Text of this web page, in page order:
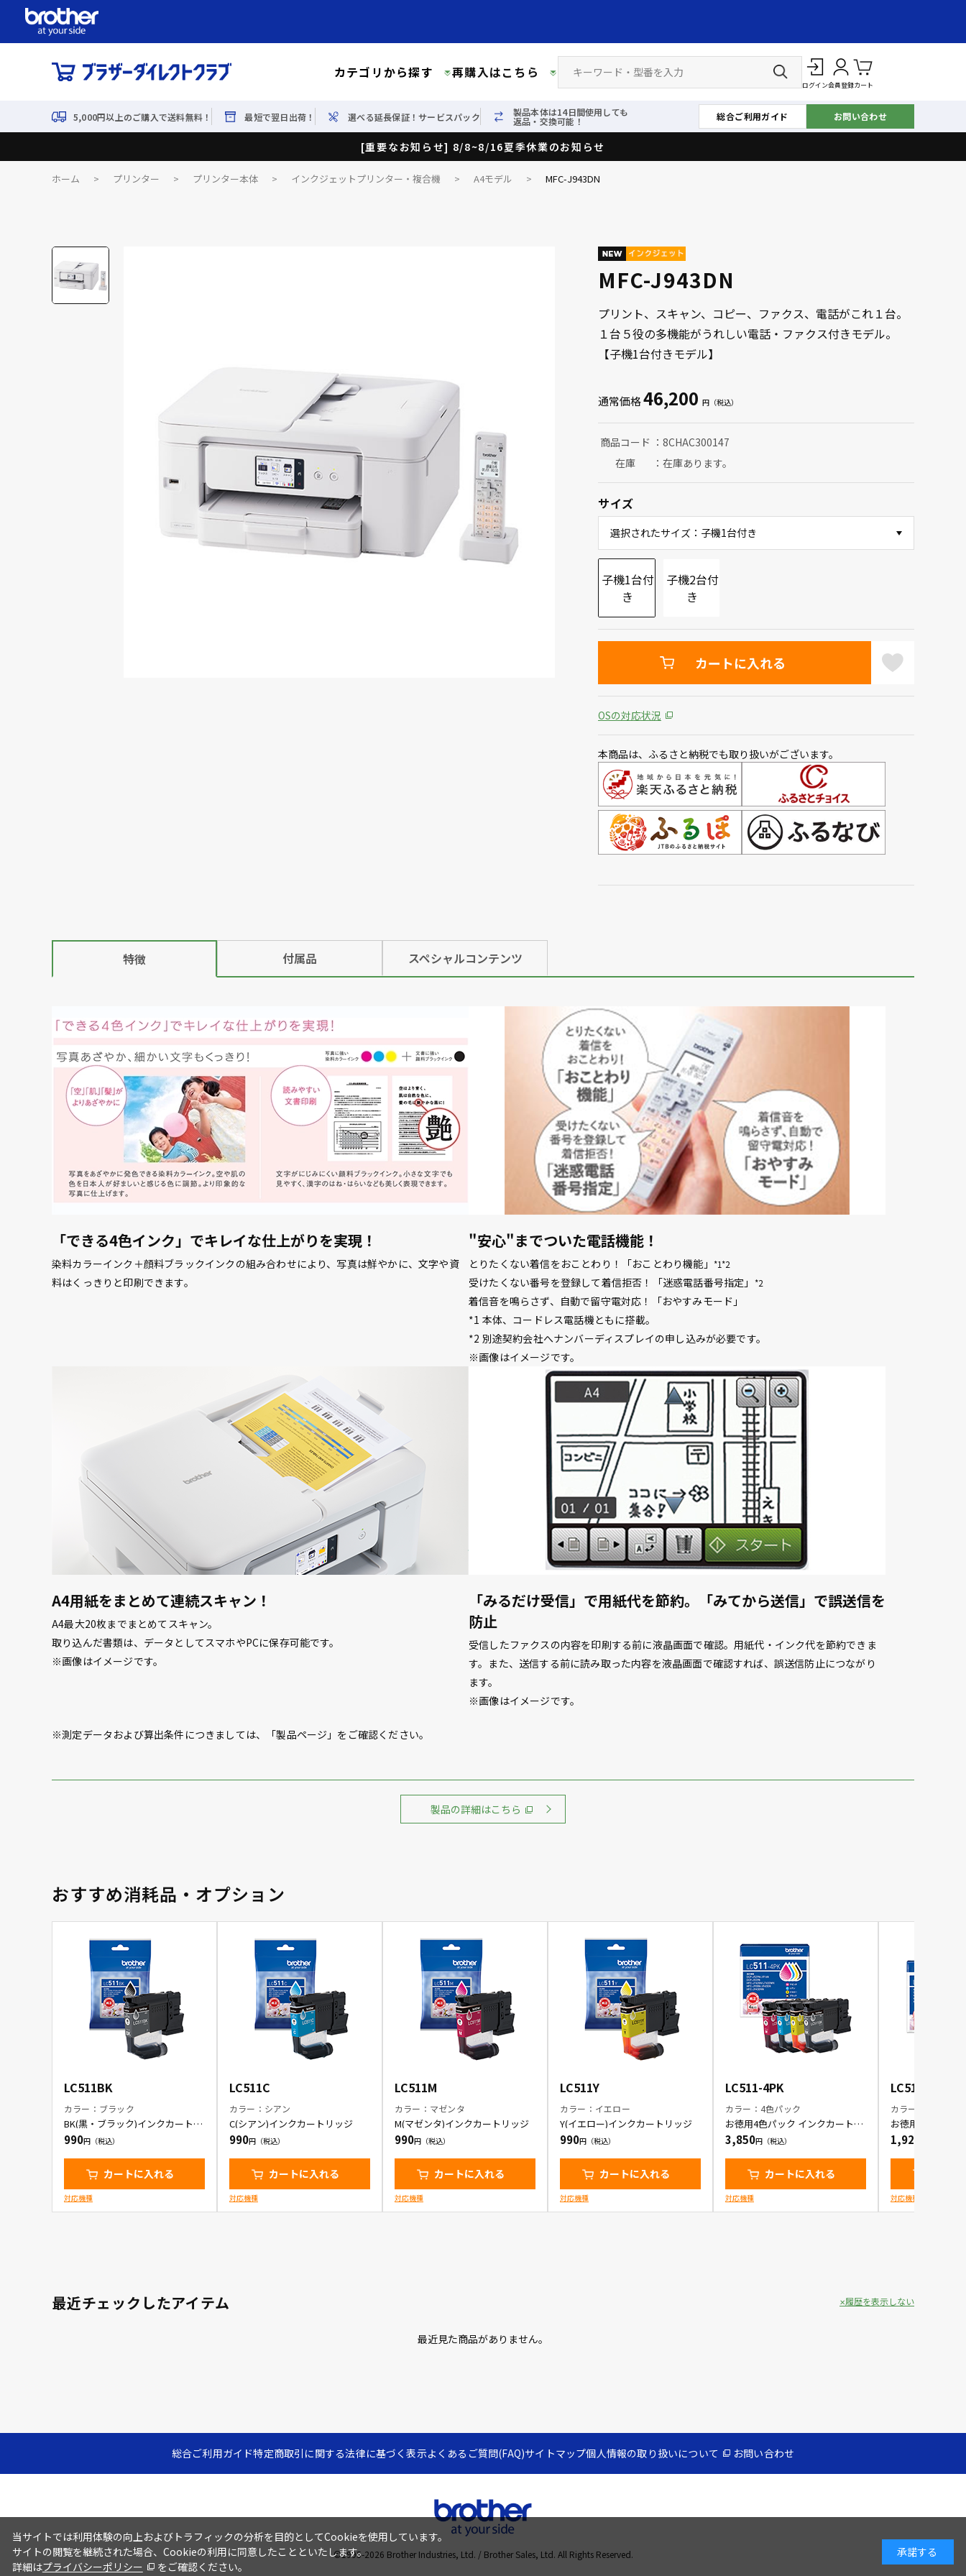
カテゴリから探す 再購入はこちら
ログイン会員登録カート
5,000円以上のご購入で送料無料！ 最短で翌日出荷！ 選べる延長保証！サービスパック 製品本体は14日間使用しても
返品・交換可能！ 総合ご利用ガイド お問い合わせ
[重要なお知らせ] 8/8~8/16夏季休業のお知らせ
ホーム > プリンター > プリンター本体 > インクジェットプリンター・複合機 > A4モデル > MFC-J943DN
MFC-J943DN
プリント、スキャン、コピー、ファクス、電話がこれ１台。
１台５役の多機能がうれしい電話・ファクス付きモデル。
【子機1台付きモデル】
通常価格46,200
商品コード
8CHAC300147
在庫
在庫あります。
サイズ
選択されたサイズ：子機1台付き
子機1台付
き
子機2台付
き
カートに入れる
OSの対応状況
本商品は、ふるさと納税でも取り扱いがございます。
特徴 付属品 スペシャルコンテンツ
「できる4色インク」でキレイな仕上がりを実現！
染料カラーインク＋顔料ブラックインクの組み合わせにより、写真は鮮やかに、文字や資
料はくっきりと印刷できます。
"安心"までついた電話機能！
とりたくない着信をおことわり！「おことわり機能」 *1*2
受けたくない番号を登録して着信拒否！「迷惑電話番号指定」 *2
着信音を鳴らさず、自動で留守電対応！「おやすみモード」
*1 本体、コードレス電話機ともに搭載。
*2 別途契約会社へナンバーディスプレイの申し込みが必要です。
※画像はイメージです。
A4用紙をまとめて連続スキャン！
A4最大20枚までまとめてスキャン。
取り込んだ書類は、データとしてスマホやPCに保存可能です。
※画像はイメージです。
「みるだけ受信」で用紙代を節約。「みてから送信」で誤送信を
防止
受信したファクスの内容を印刷する前に液晶画面で確認。用紙代・インク代を節約できま
す。また、送信する前に読み取った内容を液晶画面で確認すれば、誤送信防止につながり
ます。
※画像はイメージです。
※測定データおよび算出条件につきましては、「製品ページ」をご確認ください。
製品の詳細はこちら
おすすめ消耗品・オプション
LC511BK
カラー：ブラック
BK(黒・ブラック)インクカートリ
ッジ
990
カートに入れる
対応機種
LC511C
カラー：シアン
C(シアン)インクカートリッジ
990
カートに入れる
対応機種
LC511M
カラー：マゼンタ
M(マゼンタ)インクカートリッジ
990
カートに入れる
対応機種
LC511Y
カラー：イエロー
Y(イエロー)インクカートリッジ
990
カートに入れる
対応機種
LC511-4PK
カラー：4色パック
お徳用4色パック インクカートリ
ッジ
3,850
カートに入れる
対応機種
LC511BK-2PK
カラー：ブラック
お徳用BK(黒・ブ
ク インクカート
1,925
対応機種
最近チェックしたアイテム
最近見た商品がありません。
履歴を表示しない
総合ご利用ガイド特定商取引に関する法律に基づく表示よくあるご質問(FAQ)サイトマップ個人情報の取り扱いについて お問い合わせ
©1995-2026 Brother Industries, Ltd. / Brother Sales, Ltd. All Rights Reserved.
当サイトでは利用体験の向上およびトラフィックの分析を目的としてCookieを使用しています。
サイトの閲覧を継続された場合、Cookieの利用に同意したことといたします。
詳細はプライバシーポリシー をご確認ください。
承諾する